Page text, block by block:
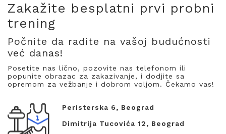
Zakažite besplatni prvi probni
trening
Počnite da radite na vašoj budućnosti
već danas!
Posetite nas lično, pozovite nas telefonom ili
popunite obrazac za zakazivanje, i dodjite sa
opremom za vežbanje i dobrom voljom. Čekamo vas!
Peristerska 6, Beograd
Dimitrija Tucovića 12, Beograd